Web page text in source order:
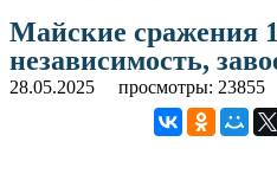
Майские сражения
независимость,
28.05.2025 просмотры: 23855